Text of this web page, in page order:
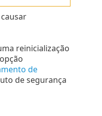
reinicialização
de
de segurança